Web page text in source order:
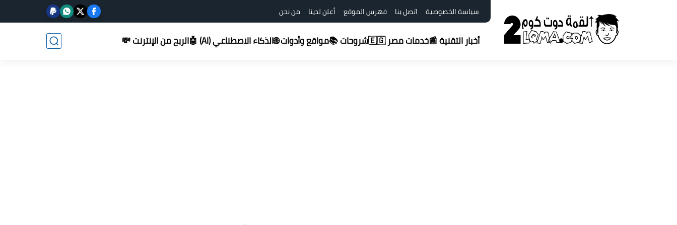
سياسة الخصوصية اتصل بنا فهرس الموقع أعلن لدينا من نحن
أخبار التقنية 📰خدمات مصر 🇪🇬 شروحات 📚مواقع وأدوات 🌐الذكاء الاصطناعي (AI) 🤖 الربح من الإنترنت 💸